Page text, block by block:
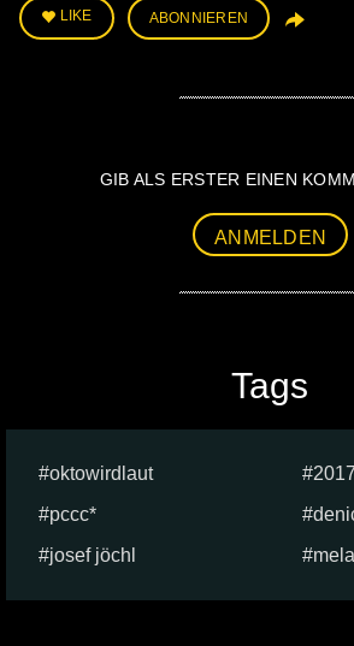
LIKE ABONNIEREN
GIB ALS ERSTER EINEN
ANMELDEN
Tags
oktowirdlaut
2017
pccc*
josef jöchl